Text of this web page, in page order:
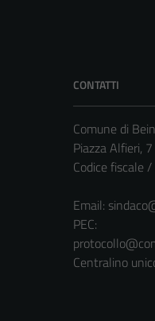
CONTATTI
Comune di
Piazza Alfieri,
Codice fiscale
Email:
PEC:
Centralino